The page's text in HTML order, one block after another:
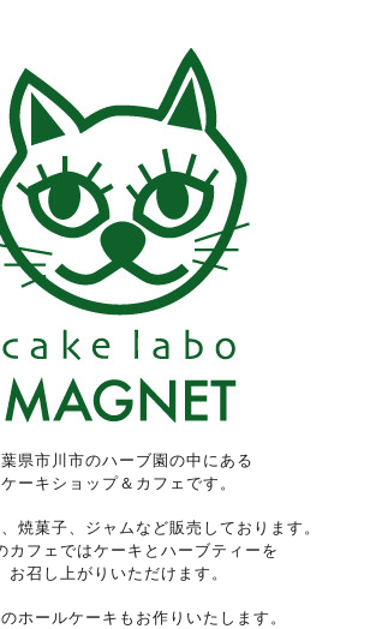
県市川市のハーブ園の中にある
ケーキショップ＆カフェです。
焼菓子、ジャムなど販売しております。
カフェではケーキとハーブティーを
お召し上がりいただけます。
ホールケーキもお作りいたします。